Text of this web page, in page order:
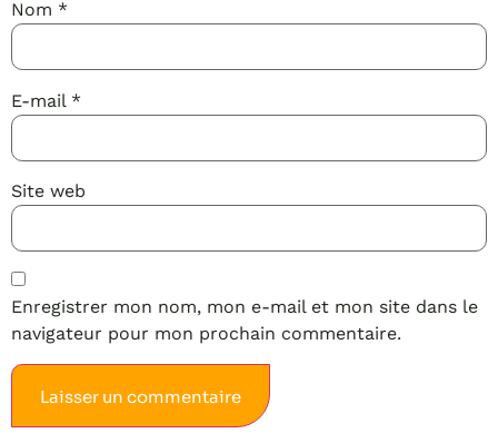
Nom *
E-mail *
Site web
Enregistrer mon nom, mon e-mail et mon site dans le
navigateur pour mon prochain commentaire.